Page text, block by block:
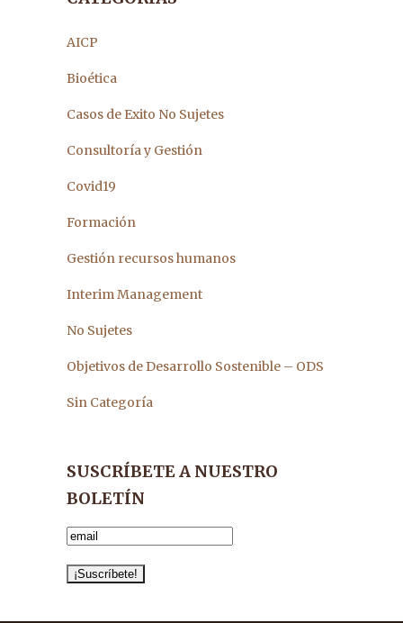
AICP
Bioética
Casos de Exito No Sujetes
Consultoría y Gestión
Covid19
Formación
Gestión recursos humanos
Interim Management
No Sujetes
Objetivos de Desarrollo Sostenible – ODS
Sin Categoría
SUSCRÍBETE A NUESTRO
BOLETÍN